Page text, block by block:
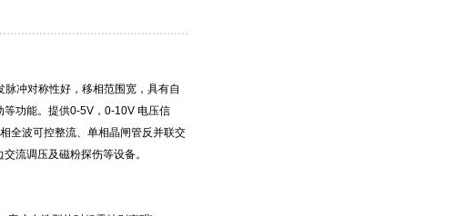
冲对称性好，移相范围宽，具有自
功能。提供0-5V，0-10V 电压信
全波可控整流、单相晶闸管反并联交
流调压及磁粉探伤等设备。